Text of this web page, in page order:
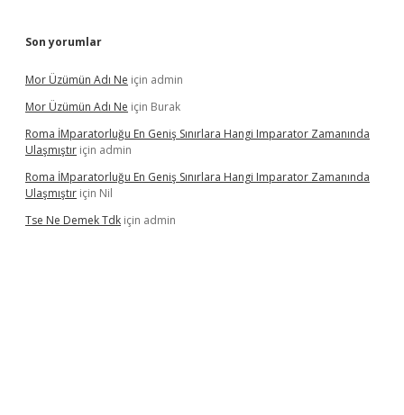
Son yorumlar
Mor Üzümün Adı Ne için admin
Mor Üzümün Adı Ne için Burak
Roma İMparatorluğu En Geniş Sınırlara Hangi Imparator Zamanında
Ulaşmıştır için admin
Roma İMparatorluğu En Geniş Sınırlara Hangi Imparator Zamanında
Ulaşmıştır için Nil
Tse Ne Demek Tdk için admin